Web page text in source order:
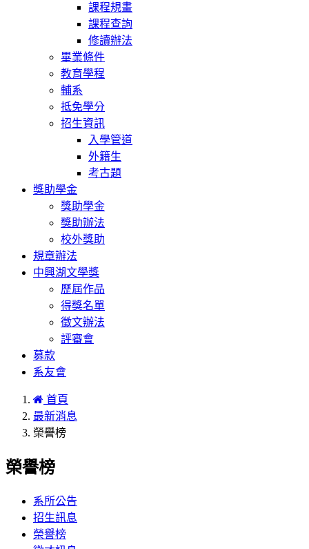
課程規畫
課程查詢
修讀辦法
畢業條件
教育學程
輔系
抵免學分
招生資訊
入學管道
外籍生
考古題
獎助學金
獎助學金
獎助辦法
校外獎助
規章辦法
中興湖文學獎
歷屆作品
得獎名單
徵文辦法
評審會
募款
系友會
首頁
最新消息
榮譽榜
榮譽榜
系所公告
招生訊息
榮譽榜